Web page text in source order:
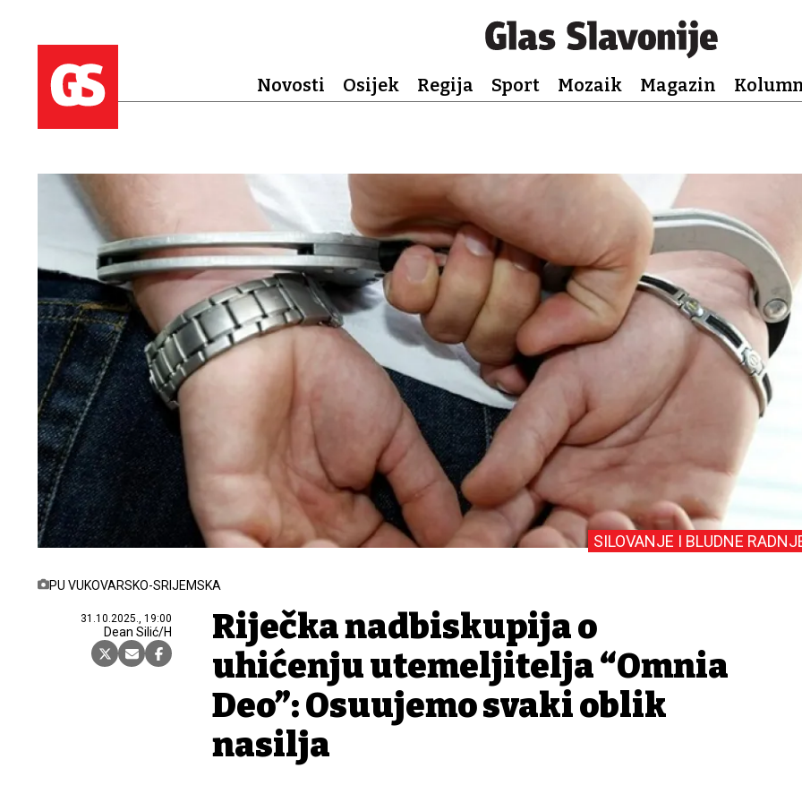
Novosti Osijek Regija Sport Mozaik Magazin
PU VUKOVARSKO-SRIJEMSKA
31.10.2025., 19:00
Dean Silić/H
SILOVANJE I BLUDNE
Riječka nadbiskupija o
uhićenju utemeljitelja “Omnia
Deo”: Osuđujemo svaki oblik
nasilja